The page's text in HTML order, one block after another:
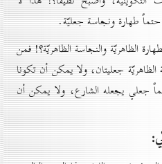
طهارة ونجاسة جعليّة.
الظاهريّة والنجاسة الظاهريّة؟! فمن
الظاهريّة جعليتان، ولا يمكن أن تكونا
جعلي يجعله الشارع، ولا يمكن أن